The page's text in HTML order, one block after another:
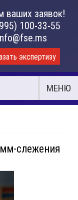
ваших заявок!
100-33-55
экспертизу
МЕНЮ
слежения